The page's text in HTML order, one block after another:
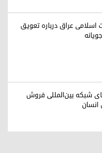
اسلامی عراق درباره تعویق
شبکه بین‌المللی فروش